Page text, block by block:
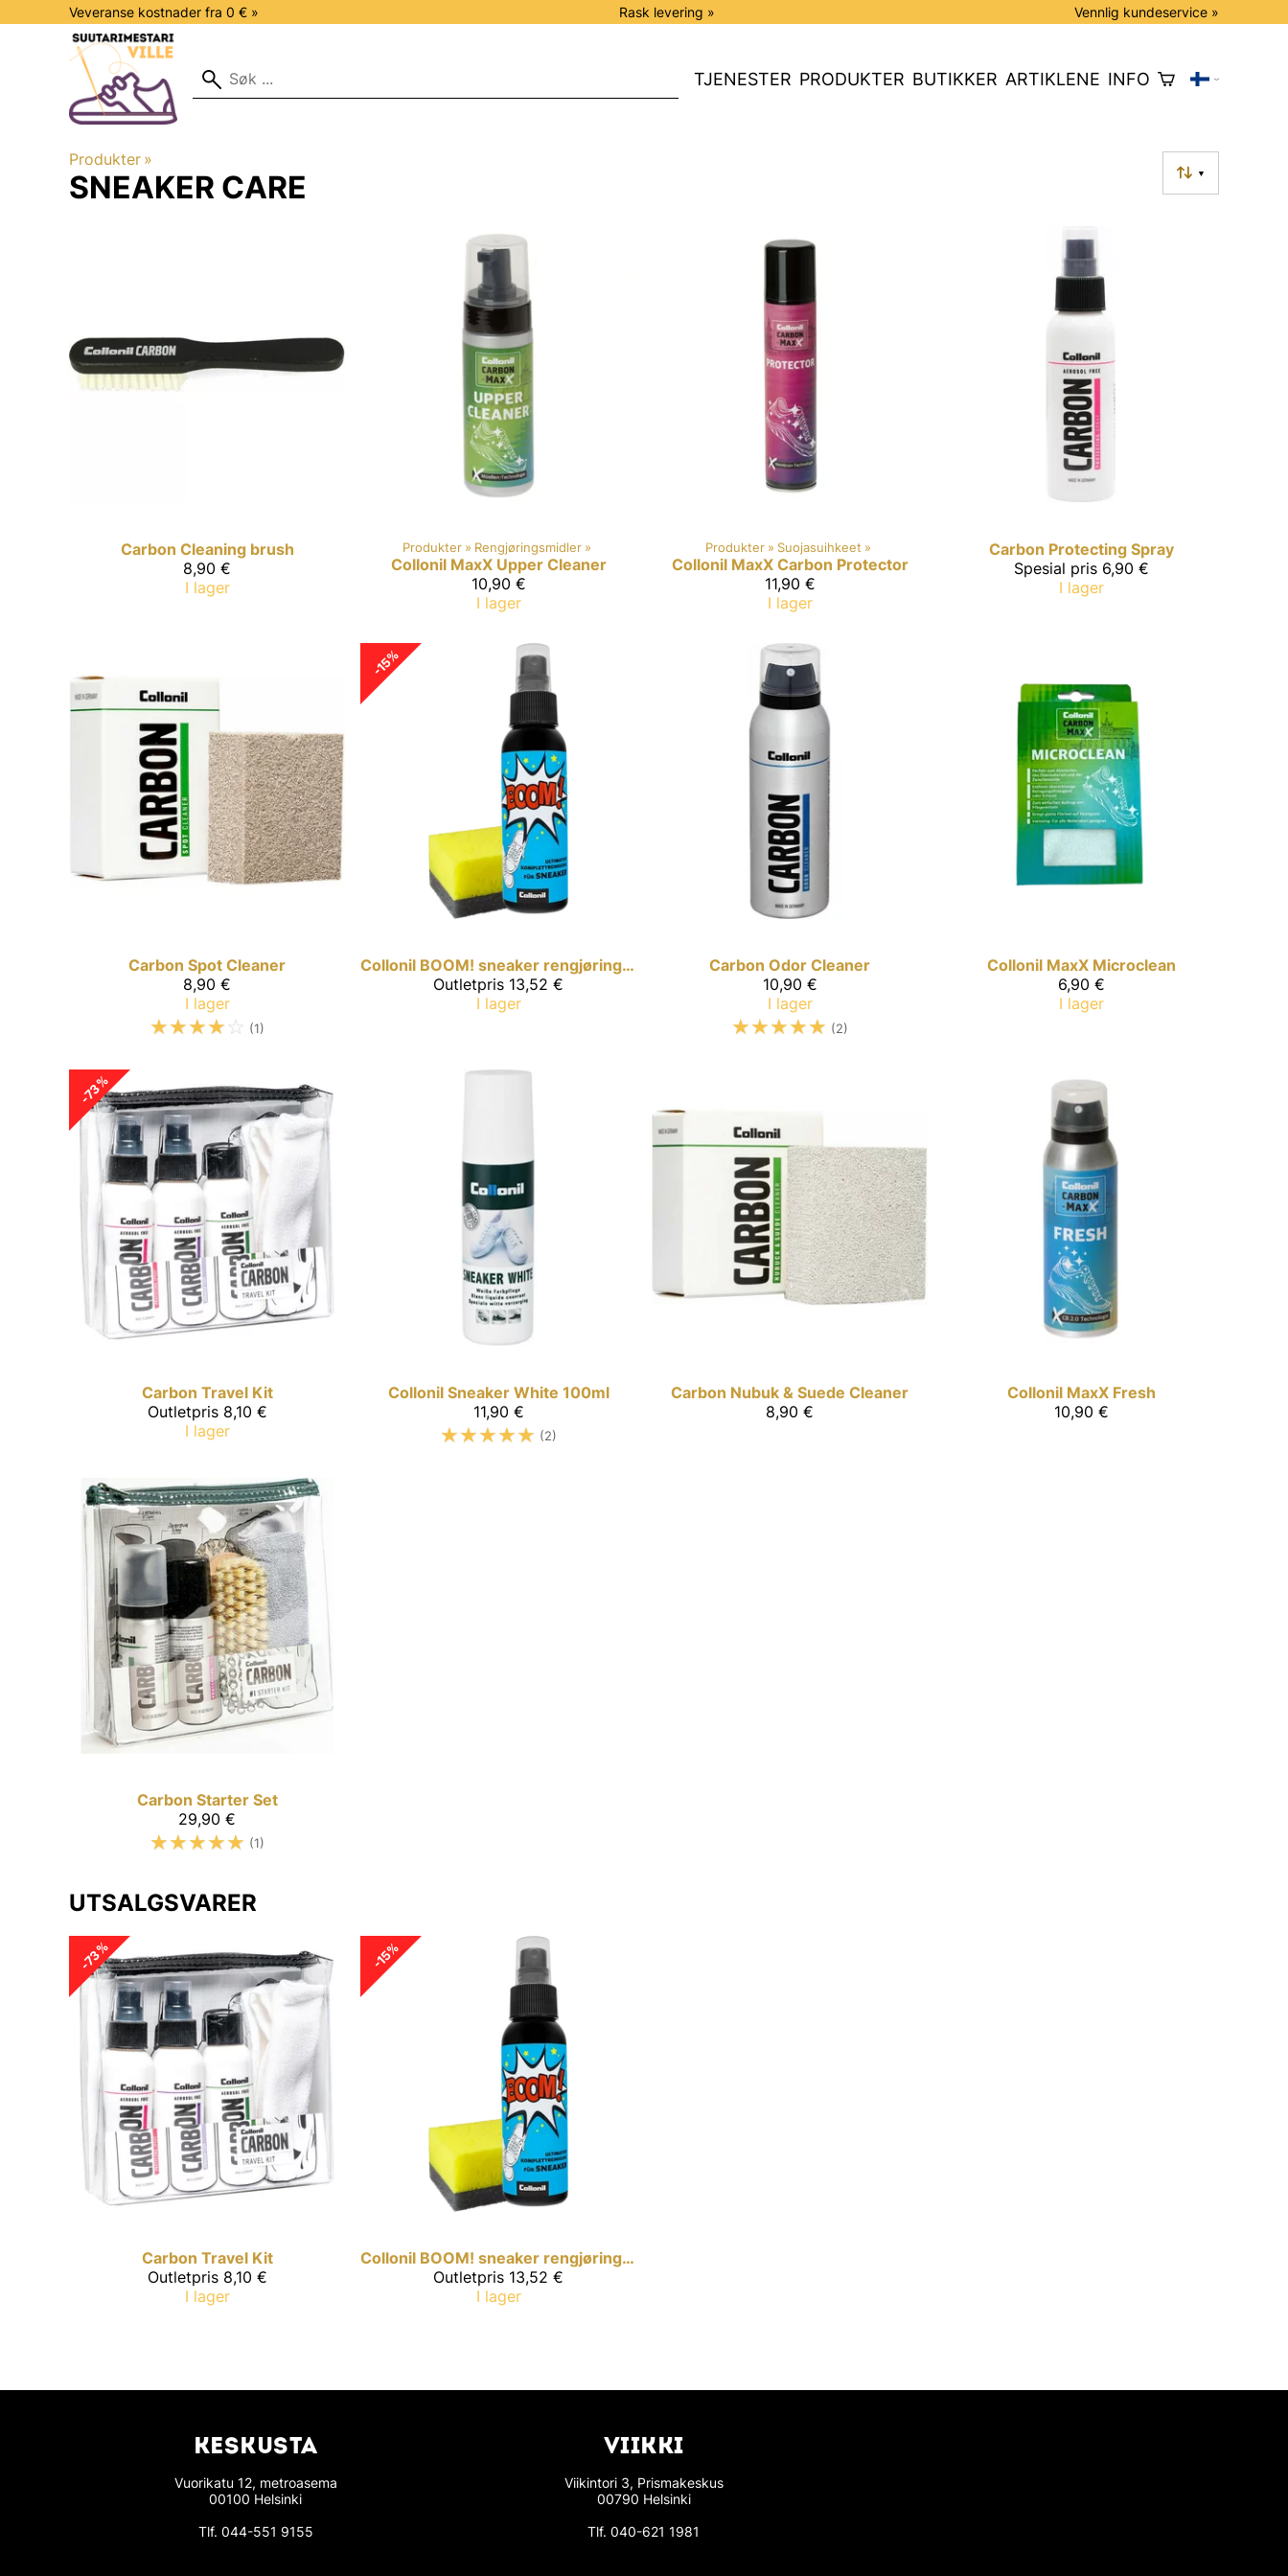
Veveranse kostnader fra 0 € » Rask levering » Vennlig kundeservice »
TJENESTER PRODUKTER BUTIKKER ARTIKLENE INFO
Produkter ‪»
▼
SNEAKER CARE
Carbon Cleaning brush
8,90 €
I lager
Produkter ‪» Rengjøringsmidler ‪»
Collonil MaxX Upper Cleaner
10,90 €
I lager
Produkter ‪» Suojasuihkeet ‪»
Collonil MaxX Carbon Protector
11,90 €
I lager
Carbon Protecting Spray
Spesial pris6,90 €
I lager
Carbon Spot Cleaner
8,90 €
I lager
☆☆☆☆☆ (1)
-15%
Collonil
BOOM! sneaker rengjøringssett
Outletpris 13,52 €
I lager
Carbon Odor Cleaner
10,90 €
I lager
☆☆☆☆☆ (2)
Collonil MaxX Microclean
6,90 €
I lager
-73%
Carbon Travel Kit
Outletpris8,10 €
I lager
Collonil Sneaker White 100ml
11,90 €
☆☆☆☆☆ (2)
Carbon Nubuk & Suede Cleaner
8,90 €
Collonil MaxX Fresh
10,90 €
Carbon Starter Set
29,90 €
☆☆☆☆☆ (1)
UTSALGSVARER
-73%
Carbon Travel Kit
Outletpris8,10 €
I lager
-15%
Collonil
BOOM! sneaker rengjøringssett
Outletpris 13,52 €
I lager
KESKUSTA
Vuorikatu 12, metroasema
00100 Helsinki
Tlf. 044-551 9155
VIIKKI
Viikintori 3, Prismakeskus
00790 Helsinki
Tlf.040-621 1981